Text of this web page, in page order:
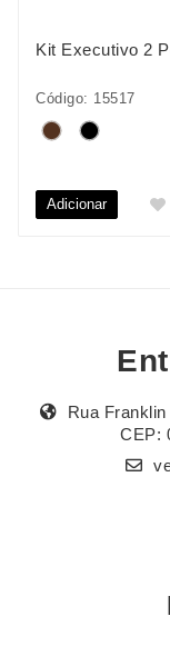
Kit Executivo 2
Código: 15517
Adicionar
Rua
CEP: